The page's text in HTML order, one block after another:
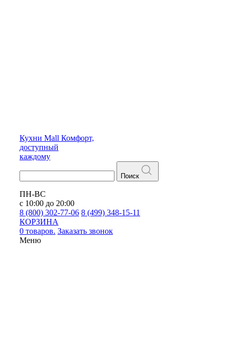
Кухни Mall Комфорт,
доступный
каждому
Поиск
ПН-ВС
с 10:00 до 20:00
8 (800) 302-77-06 8 (499) 348-15-11
КОРЗИНА
0 товаров. Заказать звонок
Меню